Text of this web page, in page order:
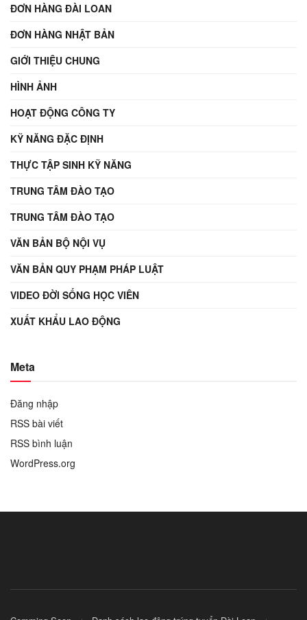
ĐƠN HÀNG ĐÀI LOAN
ĐƠN HÀNG NHẬT BẢN
GIỚI THIỆU CHUNG
HÌNH ẢNH
HOẠT ĐỘNG CÔNG TY
KỸ NĂNG ĐẶC ĐỊNH
THỰC TẬP SINH KỸ NĂNG
TRUNG TÂM ĐÀO TẠO
TRUNG TÂM ĐÀO TẠO
VĂN BẢN BỘ NỘI VỤ
VĂN BẢN QUY PHẠM PHÁP LUẬT
VIDEO ĐỜI SỐNG HỌC VIÊN
XUẤT KHẨU LAO ĐỘNG
Meta
Đăng nhập
RSS bài viết
RSS bình luận
WordPress.org